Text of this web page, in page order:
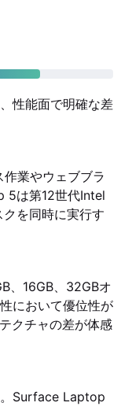
性能面で明確な差
業やウェブブラ
5は第12世代Intel
を同時に実行す
、16GB、32GBオ
において優位性が
クチャの差が体感
。Surface Laptop